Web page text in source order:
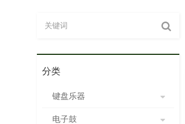
分类
键盘乐器
电子鼓